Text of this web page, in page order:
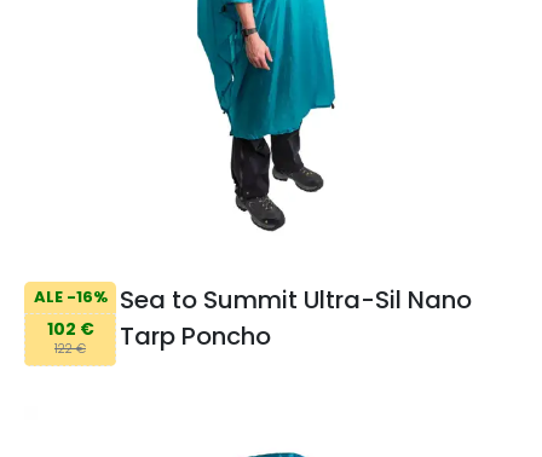
ALE -16%
102 €
122 €
Sea to Summit Ultra-Sil Nano
Tarp Poncho